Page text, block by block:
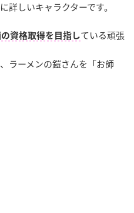
詳しいキャラクターです。
資格取得を目指している頑張
ラーメンの鎧さんを「お師